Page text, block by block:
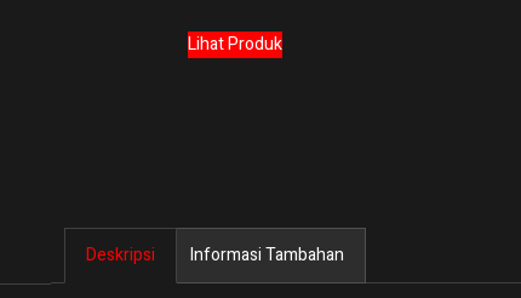
Lihat Produk
Deskripsi Informasi Tambahan